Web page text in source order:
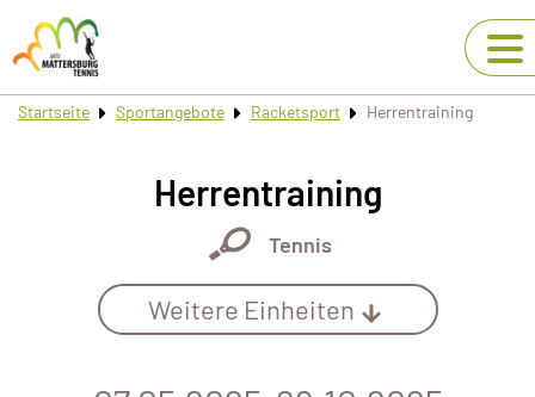
Startseite Sportangebote Racketsport Herrentraining
Herrentraining
Tennis
Weitere Einheiten